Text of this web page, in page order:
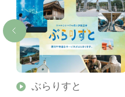
ぶらりすと